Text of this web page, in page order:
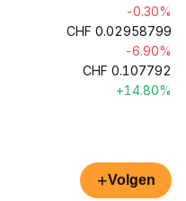
-0.30%
CHF 0.02958799
-6.90%
CHF 0.107792
+14.80%
+Volgen